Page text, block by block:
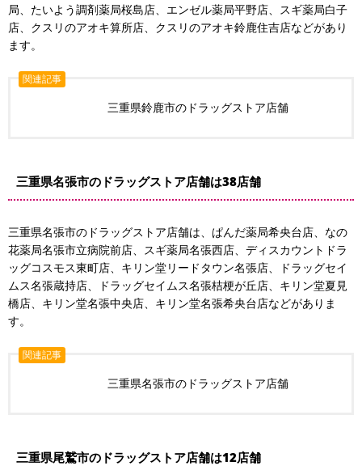
局、たいよう調剤薬局桜島店、エンゼル薬局平野店、スギ薬局白子
店、クスリのアオキ算所店、クスリのアオキ鈴鹿住吉店などがあり
ます。
関連記事
三重県鈴鹿市のドラッグストア店舗
三重県名張市のドラッグストア店舗は38店舗
三重県名張市のドラッグストア店舗は、ぱんだ薬局希央台店、なの
花薬局名張市立病院前店、スギ薬局名張西店、ディスカウントドラ
ッグコスモス東町店、キリン堂リードタウン名張店、ドラッグセイ
ムス名張蔵持店、ドラッグセイムス名張桔梗が丘店、キリン堂夏見
橋店、キリン堂名張中央店、キリン堂名張希央台店などがありま
す。
関連記事
三重県名張市のドラッグストア店舗
三重県尾鷲市のドラッグストア店舗は12店舗